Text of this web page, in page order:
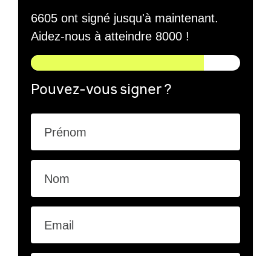
6605 ont signé jusqu'à maintenant.
Aidez-nous à atteindre 8000 !
Pouvez-vous signer ?
Prénom
Nom
Email